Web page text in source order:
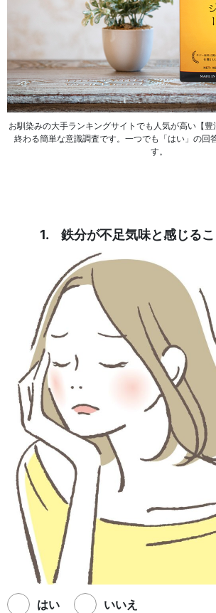
お馴染みの大手ランキングサイトでも人気が高い【
終わる簡単な意識調査です。一つでも「はい」の回
す。
1. 鉄分が不足気味と感じるこ
はい いいえ